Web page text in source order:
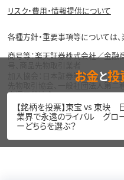
リスク・費用・情報提供について
各種方針・重要事項等については、
商号等：楽天証券株式会社／金融
加入協会：日本証券業協会、一般
先物取引協会、一般社団法人第
産運用業協会
Copyright©
1999-2026 Rakuten Securities,
お金と投
【銘柄を投票】東宝 vs 東映
業界で永遠のライバル グロ
ーどちらを選ぶ？